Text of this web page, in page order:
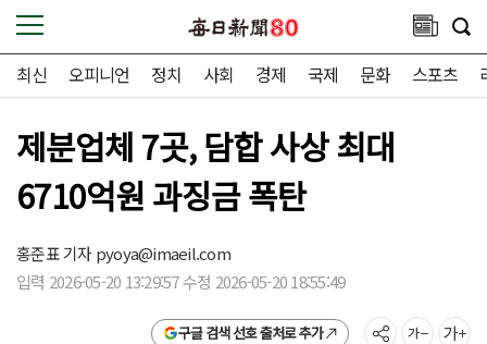
최신 오피니언 정치 사회 경제 국제 문화 스포츠
제분업체 7곳, 담합 사상 최대
6710억원 과징금 폭탄
홍준표 기자pyoya@imaeil.com
입력 2026-05-20 13:29:57 수정 2026-05-20 18:55:49
구글 검색 선호 출처로 추가